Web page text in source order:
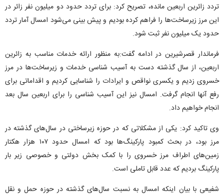
تردد زائرین اربعین مانده، تصریح کرد: برای تردد حدود دو میلیون نفر زائر در
این مرز زیرساخت‌ها را فراهم کرده بودیم و پیش بینی می‌شود امسال آمار تردد
حدود یک میلیون نفر ثبت شود.
فرماندار قصرشیرین در ادامه گفت:به منظور ارائه خدمات مناسب به زائرین
اربعین، از سال گذشته دست به آسیب شناسی خدمات و زیرساخت‌ها در مرز
خسروی زدیم و یکسری نواقص و ایرادات را شناسایی کردیم و اقداماتی برای
رفع آنها انجام گرفت. امسال نیز این آسیب شناسی را برای اربعین سال بعد
انجام خواهیم داد.
وی تاکید کرد: یکی از مشکلاتی که در حوزه زیرساختی در سال‌های گذشته در
مرز بود، در بحث کمبود پارکینگ‌ها بود که امسال حدود ۱۰۷ هزار هکتار
زمین‌های اطراف مرز خسروی را با کمک بخش دولتی و خصوصی زیر بار
پارکینگ بردیم که عدد قابل تاملی است.
شفیعی با بیان اینکه امسال به نسبت سال‌های گذشته در حوزه حمل و نقل